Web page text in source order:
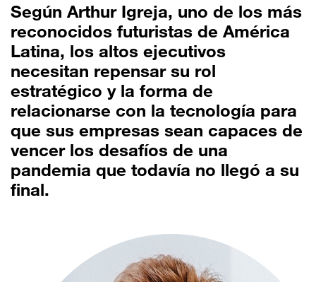
Según Arthur Igreja, uno de los más
reconocidos futuristas de América
Latina, los altos ejecutivos
necesitan repensar su rol
estratégico y la forma de
relacionarse con la tecnología para
que sus empresas sean capaces de
vencer los desafíos de una
pandemia que todavía no llegó a su
final.